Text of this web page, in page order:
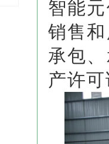
智能
销售
承包
产许